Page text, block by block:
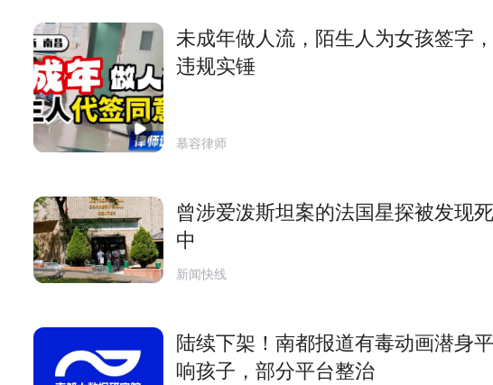
未成年做人流，陌生人为女孩签字
违规实锤
慕容律师
曾涉爱泼斯坦案的法国星探被发现
中
新闻快线
陆续下架！南都报道有毒动画潜身
响孩子，部分平台整治